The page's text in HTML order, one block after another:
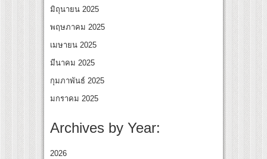
มิถุนายน 2025
พฤษภาคม 2025
เมษายน 2025
มีนาคม 2025
กุมภาพันธ์ 2025
มกราคม 2025
Archives by Year:
2026